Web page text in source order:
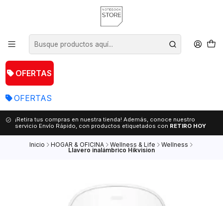
OFERTAS
OFERTAS
¡Retira tus compras en nuestra tienda! Además, conoce nuestro
servicio Envío Rápido, con productos etiquetados con RETIRO HOY
Inicio HOGAR & OFICINA Wellness & Life Wellness
Llavero inalámbrico Hikvision